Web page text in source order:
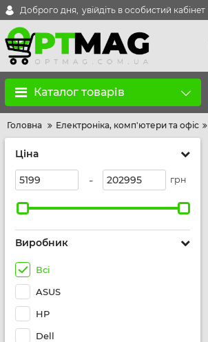
Доброго дня, увійдіть в особистий кабінет
Каталог товарів
Головна Електроніка, комп'ютери та офіс
Ціна
- грн
Виробник
Всі
ASUS
HP
Dell